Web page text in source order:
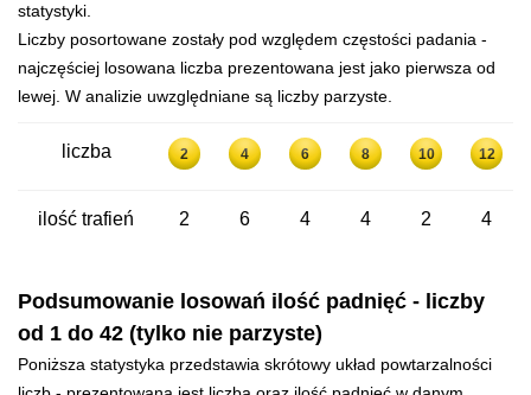
statystyki.
Liczby posortowane zostały pod względem częstości padania -
najczęściej losowana liczba prezentowana jest jako pierwsza od
lewej. W analizie uwzględniane są liczby parzyste.
liczba 2 4 6 8 10 12
ilość trafień 2 6 4 4 2 4
Podsumowanie losowań ilość padnięć - liczby
od 1 do 42 (tylko nie parzyste)
Poniższa statystyka przedstawia skrótowy układ powtarzalności